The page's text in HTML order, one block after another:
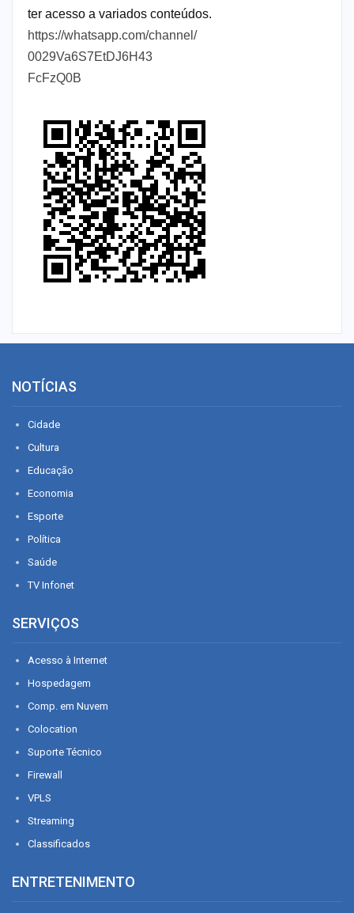
ter acesso a variados conteúdos.
https://whatsapp.com/channel/
0029Va6S7EtDJ6H43
FcFzQ0B
NOTÍCIAS
Cidade
Cultura
Educação
Economia
Esporte
Política
Saúde
TV Infonet
SERVIÇOS
Acesso à Internet
Hospedagem
Comp. em Nuvem
Colocation
Suporte Técnico
Firewall
VPLS
Streaming
Classificados
ENTRETENIMENTO